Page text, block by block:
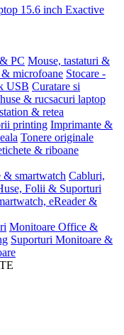
15.6 inch Exactive
PC Mouse, tastaturi &
microfoane Stocare -
USB Curatare si
& rucsacuri laptop
& retea
printing Imprimante &
Tonere originale
& riboane
& smartwatch Cabluri,
Folii & Suporturi
eReader &
Monitoare Office &
Suporturi Monitoare &